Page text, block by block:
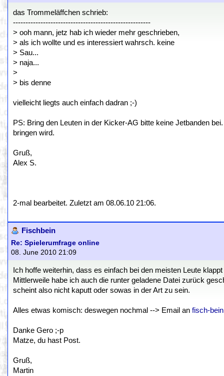
das Trommeläffchen schrieb:
-------------------------------------------------------
> ooh mann, jetz hab ich wieder mehr geschrieben,
> als ich wollte und es interessiert wahrsch. keine
> Sau...
> naja...
>
> bis denne
vielleicht liegts auch einfach dadran ;-)
PS: Bring den Leuten in der Kicker-AG bitte keine Jetbanden
bringen wird.
Gruß,
Alex S.
2-mal bearbeitet. Zuletzt am 08.06.10 21:06.
Fischbein
Re: Spielerumfrage online
08. June 2010 21:09
Ich hoffe weiterhin, dass es einfach bei den meisten Leute
Mittlerweile habe ich auch die runter geladene Datei zurück
scheint also nicht kaputt oder sowas in der Art zu sein.
Alles etwas komisch: deswegen nochmal --> Email an fisch-
Danke Gero ;-p
Matze, du hast Post.
Gruß,
Martin